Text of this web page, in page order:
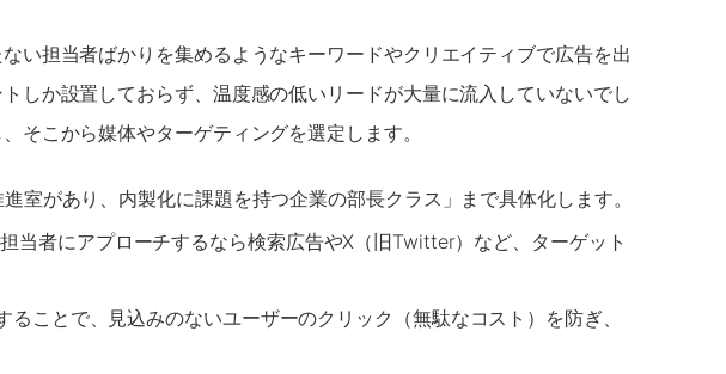
い担当者ばかりを集めるようなキーワードやクリエイティブで広告を出
しか設置しておらず、温度感の低いリードが大量に流入していないでし
そこから媒体やターゲティングを選定します。
室があり、内製化に課題を持つ企業の部長クラス」まで具体化します。
当者にアプローチするなら検索広告やX（旧Twitter）など、ターゲット
ことで、見込みのないユーザーのクリック（無駄なコスト）を防ぎ、